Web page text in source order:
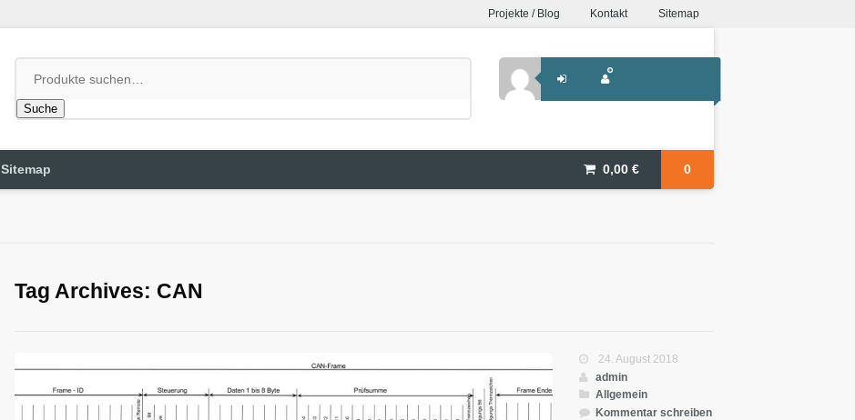
Projekte / Blog Kontakt Sitemap
Suche
0,00 € 0
Sitemap
Tag Archives: CAN
24. August 2018
admin
Allgemein
Kommentar schreiben